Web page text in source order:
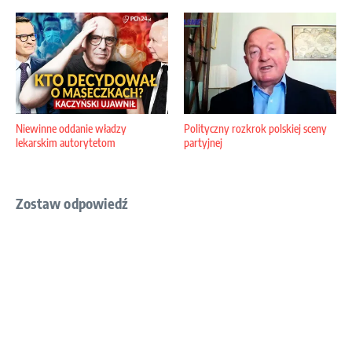
Niewinne oddanie władzy
lekarskim autorytetom
Polityczny rozkrok polskiej sceny
partyjnej
Zostaw odpowiedź